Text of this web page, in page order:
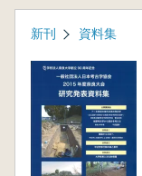
新刊 資料集